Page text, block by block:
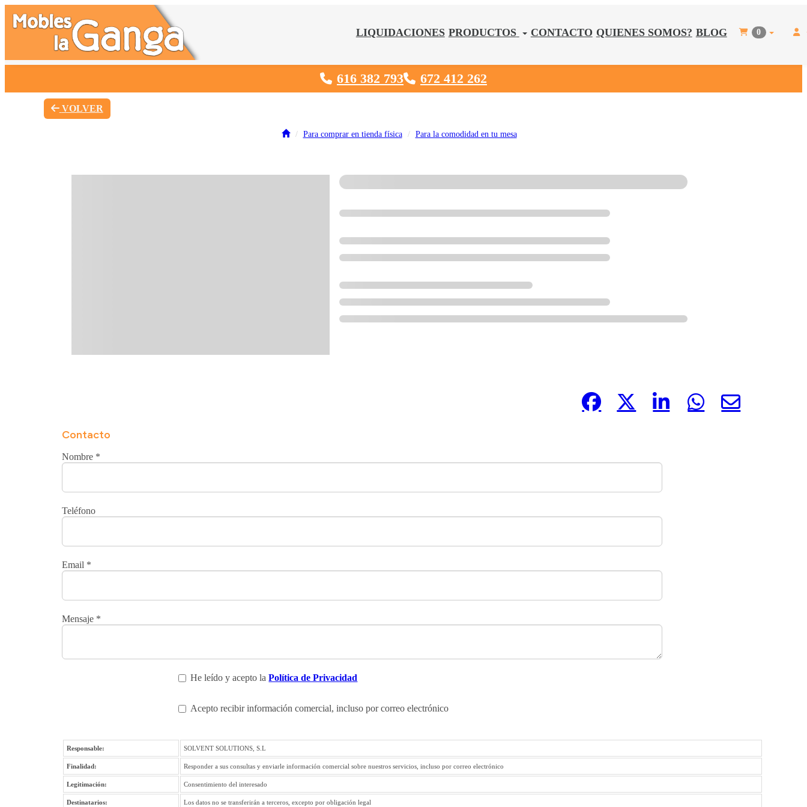
LIQUIDACIONES PRODUCTOS CONTACTO QUIENES SOMOS? BLOG 0
616 382 793 672 412 262
Para comprar en tienda física Para la comodidad en tu mesa
VOLVER
Contacto
Nombre *
Teléfono
Email *
Mensaje *
He leído y acepto laPolítica de Privacidad
Acepto recibir información comercial, incluso por correo electrónico
Responsable: SOLVENT SOLUTIONS, S.L
Finalidad: Responder a sus consultas y enviarle información comercial sobre nuestros servicios, incluso por correo electrónico
Legitimación: Consentimiento del interesado
Destinatarios: Los datos no se transferirán a terceros, excepto por obligación legal